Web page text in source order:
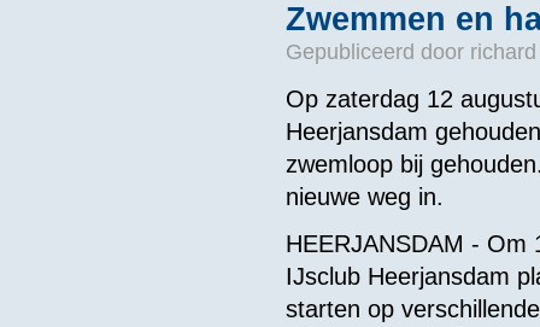
Zwemmen en
Gepubliceerd door
Op zaterdag 12
Heerjansdam
zwemloop bij
nieuwe weg in.
HEERJANSDAM -
IJsclub Heerjansdam
starten op